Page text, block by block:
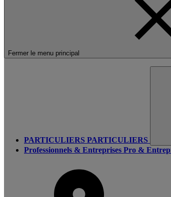
Fermer le menu principal
PARTICULIERS PARTICULIERS
Professionnels & Entreprises Pro &